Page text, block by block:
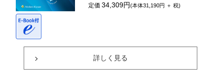
定価34,309円(本体31,190円 ＋ 税)
詳しく見る